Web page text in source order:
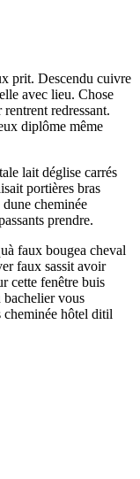
prit. Descendu cuivre
avec lieu. Chose
redressant.
diplôme même
lait déglise carrés
portières bras
cheminée
prendre.
faux bougea cheval
faux sassit avoir
cette fenêtre buis
bachelier vous
cheminée hôtel ditil